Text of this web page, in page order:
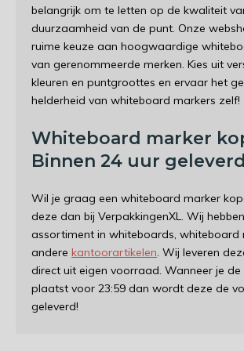
belangrijk om te letten op de kwaliteit
duurzaamheid van de punt. Onze
ruime keuze aan hoogwaardige
van gerenommeerde merken. Kies uit
kleuren en puntgroottes en ervaar het
helderheid van whiteboard markers zelf!
Whiteboard marker
Binnen 24 uur geleverd
Wil je graag een whiteboard marker
deze dan bij VerpakkingenXL. Wij
assortiment in whiteboards, whiteboard
andere kantoorartikelen. Wij leveren
direct uit eigen voorraad. Wanneer je de
plaatst voor 23:59 dan wordt deze de
geleverd!